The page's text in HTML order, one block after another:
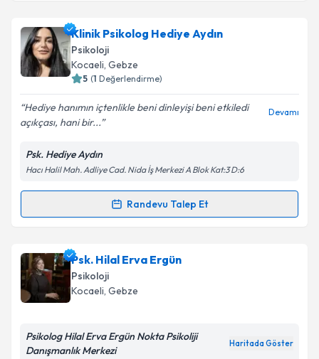
Klinik Psikolog Hediye Aydın
Psikoloji
Kocaeli, Gebze
5 (1 Değerlendirme)
Hediye hanımın içtenlikle beni dinleyişi beni etkiledi
açıkçası, hani bir...
Devamı
Psk. Hediye Aydın
Hacı Halil Mah. Adliye Cad. Nida İş Merkezi A Blok Kat:3 D:6
Randevu Talep Et
Randevu Takvimi Talebi
Klinik Psikolog Hediye Aydın
talebi oluşturun. Size bu uzmandan randevu almanız
için bir takvim hazırlandığında e-posta ile
bilgilendireceğiz.
Psk. Hilal Erva Ergün
Psikoloji
Kocaeli, Gebze
Psikolog Hilal Erva Ergün Nokta Psikoliji
Danışmanlık Merkezi
Haritada Göster